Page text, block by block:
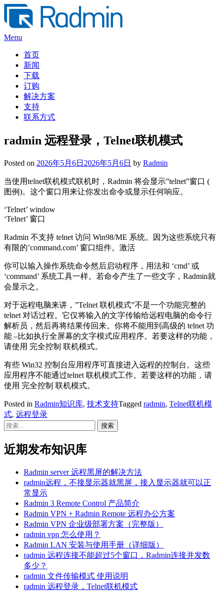
Skip
content
Menu
首页
新闻
下载
订购
解决方案
支持
联系方式
radmin 远程登录，Telnet联机模式
Posted on 2026年5月6日 2026年5月6日 by Radmin
当使用telnet联机模式联机时，Radmin 将会显示”telnet”窗口 (
图例)。这个窗口用来让你发出命令或显示任何响应。
‘Telnet’ window
‘Telnet’ 窗口
Radmin 不支持 telnet 访问 Win98/ME 系统。因为这些系统只有
有限的’command.com’ 窗口组件。激活
你可以输入操作系统命令然后启动程序，用法和 ‘cmd’ 或
‘command’ 系统工具一样。若命令产生了一些文字，Radmin就
会显示之。
对于远程电脑来讲，”Telnet 联机模式”不是一个功能完整的
telnet 对话过程。它仅将输入的文字传输给远程电脑的命令行
解析员，然后再将结果传回来。你将不能用到高级的 telnet 功
能 –比如执行全屏幕的文字模式应用程序。若要这样的功能，
请使用 完全控制 联机模式。
有些 Win32 控制台应用程序可直接进入远程的控制台。这些
应用程序不能通过telnet 联机模式工作。若要这样的功能，请
使用 完全控制 联机模式。
Posted in Radmin知识库, 技术支持Tagged radmin, Telnet联机模
式, 远程登录
搜
近期发布知识库
Radmin server 远程黑屏的解决方法
radmin远程，不接显示器就黑屏，接入显示器就可以正
常显示
Radmin 3 Remote Control 产品简介
Radmin VPN + Radmin Remote 远程办公方案
Radmin VPN 企业级部署方案（完整版）
radmin vpn 怎么使用？
Radmin LAN 安装与使用手册（详细版）
radmin 远程连接不能超过5个窗口，Radmin连接并发数
多少？
radmin 文件传输模式 使用说明
radmin 远程登录，Telnet联机模式